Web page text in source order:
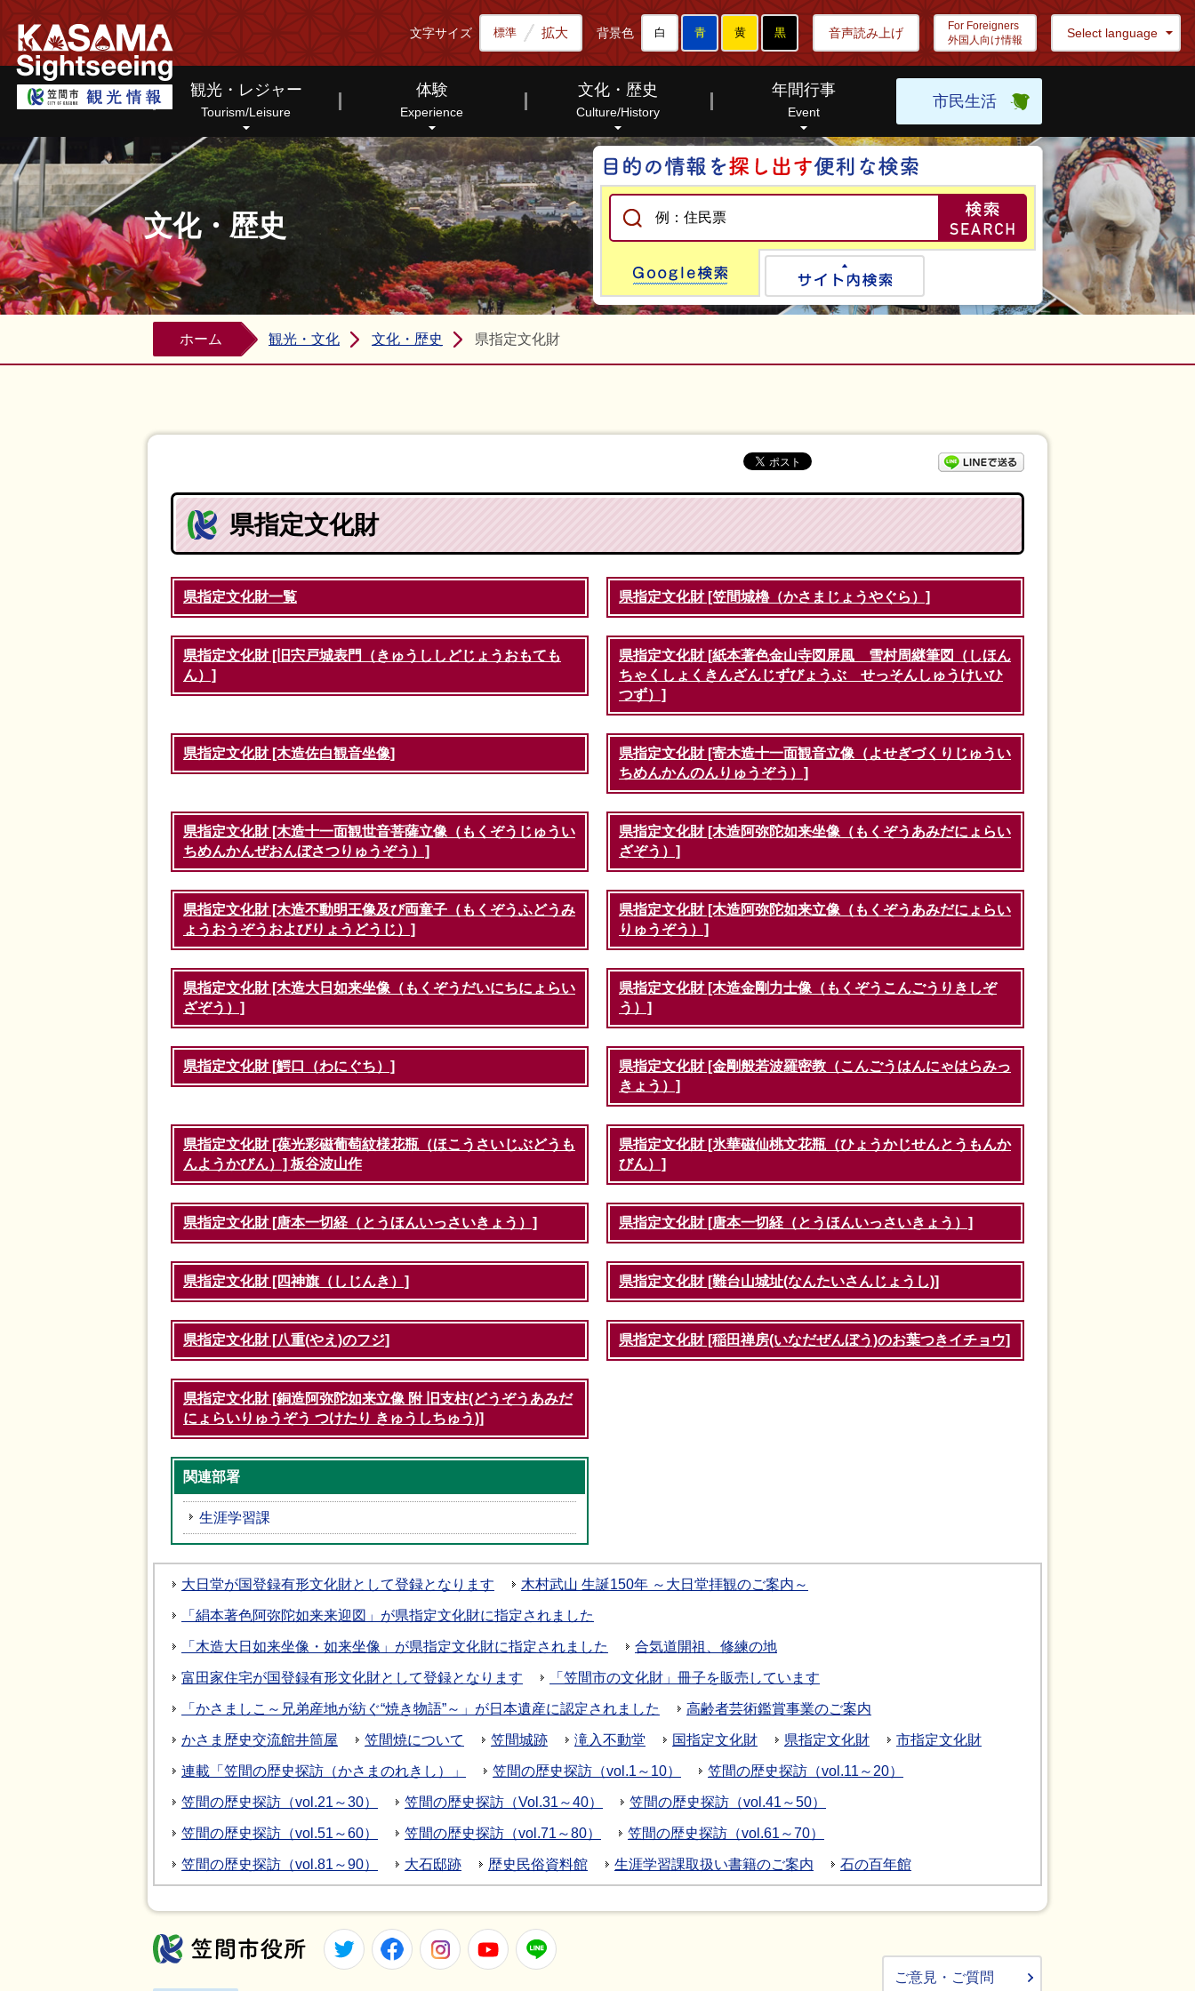
文字サイズ 標準 拡大 背景色 白 青 黄 黒 音声読み上げ
For Foreigners
外国人向け情報
Select language
観光・レジャー
Tourism/Leisure
体験
Experience
文化・歴史
Culture/History
年間行事
Event
市民生活
文化・歴史
目的の情報を探
Google検索
ホーム 観光・文化 文化・歴史 県指定文化財
県指定文化財
県指定文化財一覧 県指定文化財 [笠間城櫓（かさまじょうやぐら）]
県指定文化財 [旧宍戸城表門（きゅうししどじょうおもても
ん）]
県指定文化財 [紙本著色金山寺図屏風 雪村周継筆図（しほん
ちゃくしょくきんざんじずびょうぶ せっそんしゅうけいひ
つず）]
県指定文化財 [木造佐白観音坐像]
県指定文化財 [寄木造十一面観音立像（よせぎづくりじゅうい
ちめんかんのんりゅうぞう）]
県指定文化財 [木造十一面観世音菩薩立像（もくぞうじゅうい
ちめんかんぜおんぼさつりゅうぞう）]
県指定文化財 [木造阿弥陀如来坐像（もくぞうあみだにょらい
ざぞう）]
県指定文化財 [木造不動明王像及び両童子（もくぞうふどうみ
ょうおうぞうおよびりょうどうじ）]
県指定文化財 [木造阿弥陀如来立像（もくぞうあみだにょらい
りゅうぞう）]
県指定文化財 [木造大日如来坐像（もくぞうだいにちにょらい
ざぞう）]
県指定文化財 [木造金剛力士像（もくぞうこんごうりきしぞ
う）]
県指定文化財 [鰐口（わにぐち）]
県指定文化財 [金剛般若波羅密教（こんごうはんにゃはらみっ
きょう）]
県指定文化財 [葆光彩磁葡萄紋様花瓶（ほこうさいじぶどうも
んようかびん）] 板谷波山作
県指定文化財 [氷華磁仙桃文花瓶（ひょうかじせんとうもんか
びん）]
県指定文化財 [唐本一切経（とうほんいっさいきょう）] 県指定文化財 [唐本一切経（とうほんいっさいきょう）]
県指定文化財 [四神旗（しじんき）] 県指定文化財 [難台山城址(なんたいさんじょうし)]
県指定文化財 [八重(やえ)のフジ] 県指定文化財 [稲田禅房(いなだぜんぼう)のお葉つきイチョウ]
県指定文化財 [銅造阿弥陀如来立像 附 旧支柱(どうぞうあみだ
にょらいりゅうぞう つけたり きゅうしちゅう)]
関連部署
生涯学習課
大日堂が国登録有形文化財として登録となります 木村武山 生誕150年 ～大日堂拝観のご案内～
「絹本著色阿弥陀如来来迎図」が県指定文化財に指定されました
「木造大日如来坐像・如来坐像」が県指定文化財に指定されました 合気道開祖、修練の地
富田家住宅が国登録有形文化財として登録となります 「笠間市の文化財」冊子を販売しています
「かさましこ～兄弟産地が紡ぐ“焼き物語”～」が日本遺産に認定されました 高齢者芸術鑑賞事業のご案内
かさま歴史交流館井筒屋 笠間焼について 笠間城跡 滝入不動堂 国指定文化財 県指定文化財 市指定文化財
連載「笠間の歴史探訪（かさまのれきし）」 笠間の歴史探訪（vol.1～10） 笠間の歴史探訪（vol.11～20）
笠間の歴史探訪（vol.21～30） 笠間の歴史探訪（Vol.31～40） 笠間の歴史探訪（vol.41～50）
笠間の歴史探訪（vol.51～60） 笠間の歴史探訪（vol.71～80） 笠間の歴史探訪（vol.61～70）
笠間の歴史探訪（vol.81～90） 大石邸跡 歴史民俗資料館 生涯学習課取扱い書籍のご案内 石の百年館
笠間市役所Twitter FacebookInstagramYoutube
ご意見・ご質問